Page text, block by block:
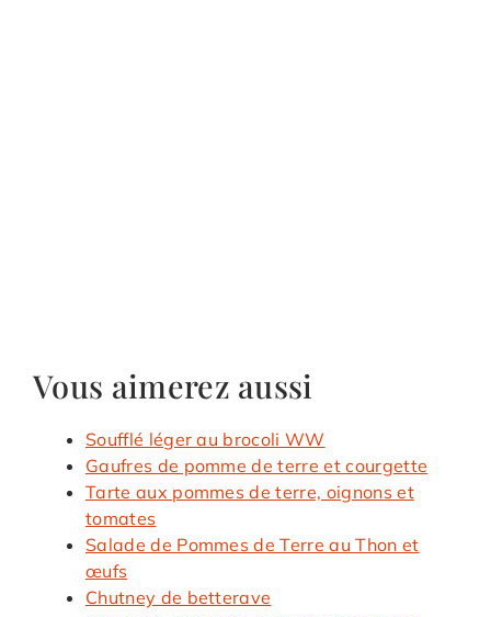
Vous aimerez aussi
Soufflé léger au brocoli WW
Gaufres de pomme de terre et courgette
Tarte aux pommes de terre, oignons et
tomates
Salade de Pommes de Terre au Thon et
œufs
Chutney de betterave